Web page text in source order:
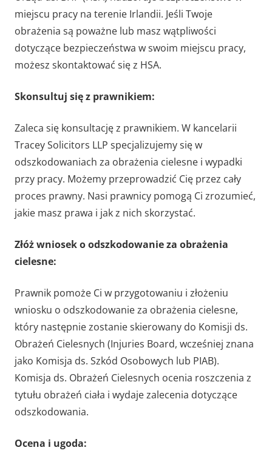
miejscu pracy na terenie Irlandii. Jeśli Twoje
obrażenia są poważne lub masz wątpliwości
dotyczące bezpieczeństwa w swoim miejscu pracy,
możesz skontaktować się z HSA.
Skonsultuj się z prawnikiem:
Zaleca się konsultację z prawnikiem. W kancelarii
Tracey Solicitors LLP specjalizujemy się w
odszkodowaniach za obrażenia cielesne i wypadki
przy pracy. Możemy przeprowadzić Cię przez cały
proces prawny. Nasi prawnicy pomogą Ci zrozumieć,
jakie masz prawa i jak z nich skorzystać.
Złóż wniosek o odszkodowanie za obrażenia
cielesne:
Prawnik pomoże Ci w przygotowaniu i złożeniu
wniosku o odszkodowanie za obrażenia cielesne,
który następnie zostanie skierowany do Komisji ds.
Obrażeń Cielesnych (Injuries Board, wcześniej znana
jako Komisja ds. Szkód Osobowych lub PIAB).
Komisja ds. Obrażeń Cielesnych ocenia roszczenia z
tytułu obrażeń ciała i wydaje zalecenia dotyczące
odszkodowania.
Ocena i ugoda: